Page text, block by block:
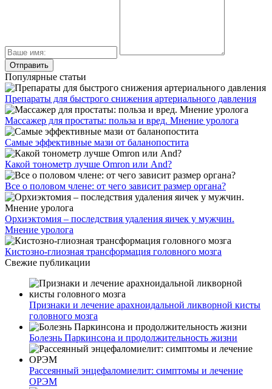
Популярные статьи
Препараты для быстрого снижения артериального давления
Массажер для простаты: польза и вред. Мнение уролога
Самые эффективные мази от баланопостита
Какой тонометр лучше Omron или And?
Все о половом члене: от чего зависит размер органа?
Орхиэктомия – последствия удаления яичек у мужчин.
Мнение уролога
Кистозно-глиозная трансформация головного мозга
Свежие публикации
Признаки и лечение арахноидальной ликворной кисты
головного мозга
Болезнь Паркинсона и продолжительность жизни
Рассеянный энцефаломиелит: симптомы и лечение
ОРЭМ